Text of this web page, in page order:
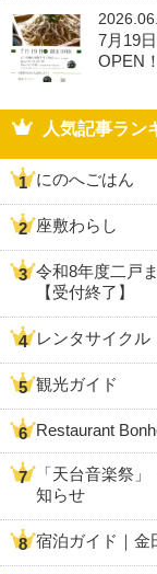
7月19
OPEN！
人気記事ラン
にのへごはん
座敷わらし
令和8年度二戸
【受付終了】
レンタサイクル
観光ガイド
Restaurant
「天台音楽祭
知らせ
宿泊ガイド｜金